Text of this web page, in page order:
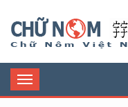
Toggle
navigation